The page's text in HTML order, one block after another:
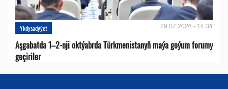
Ykdysadyýet 29.07.2026 - 14:34
Aşgabatda 1–2-nji oktýabrda Türkmenistanyň maýa goýum forumy
geçiriler